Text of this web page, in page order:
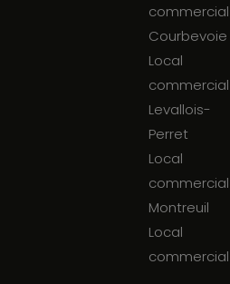
commercial
Courbevoie
Local
commercial
Levallois-
Perret
Local
commercial
Montreuil
Local
commercial